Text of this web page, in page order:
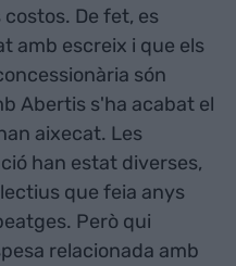
De fet, es
amb escreix i que els
són
Abertis s'ha acabat el
aixecat. Les
han estat diverses,
que feia anys
Però qui
relacionada amb